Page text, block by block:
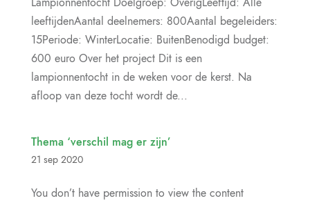
leeftijdenAantal deelnemers: 800Aantal begeleiders:
15Periode: WinterLocatie: BuitenBenodigd budget:
600 euro Over het project Dit is een
lampionnentocht in de weken voor de kerst. Na
afloop van deze tocht wordt de...
Thema ‘verschil mag er zijn’
21 sep 2020
You don’t have permission to view the content